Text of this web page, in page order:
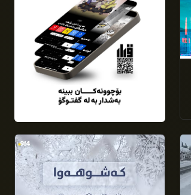
23/01/2026